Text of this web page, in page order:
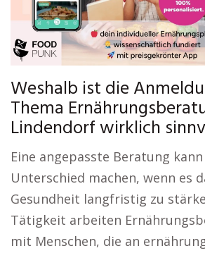
Weshalb ist die
Thema
Lindendorf wirklich
Eine angepasste Beratung
Unterschied machen, wenn es
Gesundheit langfristig zu
Tätigkeit arbeiten
mit Menschen, die an